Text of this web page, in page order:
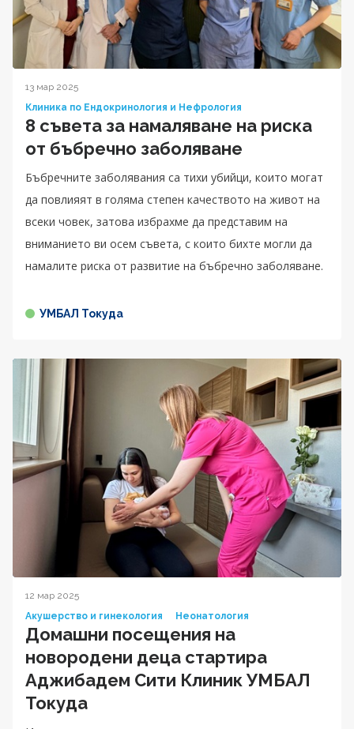
13 мар 2025
Клиника по Ендокринология и Нефрология
8 съвета за намаляване на риска
от бъбречно заболяване
Бъбречните заболявания са тихи убийци, които могат
да повлияят в голяма степен качеството на живот на
всеки човек, затова избрахме да представим на
вниманието ви осем съвета, с които бихте могли да
намалите риска от развитие на бъбречно заболяване.
УМБАЛ Токуда
12 мар 2025
Акушерство и гинекология
Неонатология
Домашни посещения на
новородени деца стартира
Аджибадем Сити Клиник УМБАЛ
Токуда